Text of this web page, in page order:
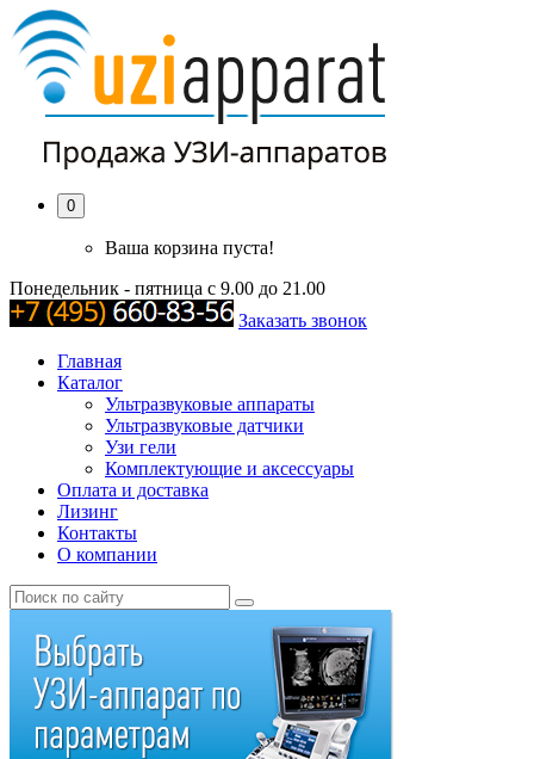
0
Ваша корзина пуста!
Понедельник - пятница с 9.00 до 21.00
Заказать звонок
Главная
Каталог
Ультразвуковые аппараты
Ультразвуковые датчики
Узи гели
Комплектующие и аксессуары
Оплата и доставка
Лизинг
Контакты
О компании